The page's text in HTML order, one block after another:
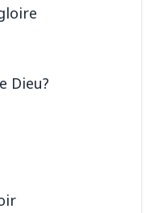
Dieu?